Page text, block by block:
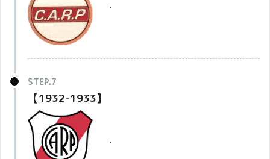
・
【1932-1933】
・